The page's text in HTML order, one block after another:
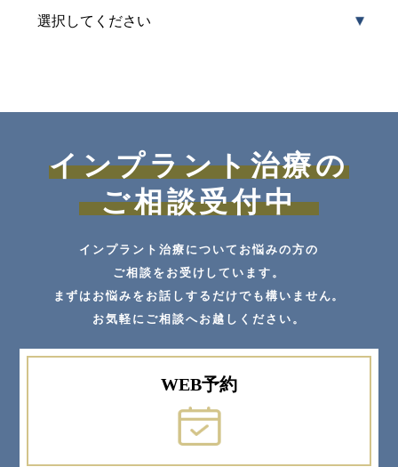
インプラント治療の
ご相談受付中
インプラント治療についてお悩みの方の
ご相談をお受けしています。
まずはお悩みをお話しするだけでも構いません。
お気軽にご相談へお越しください。
WEB予約